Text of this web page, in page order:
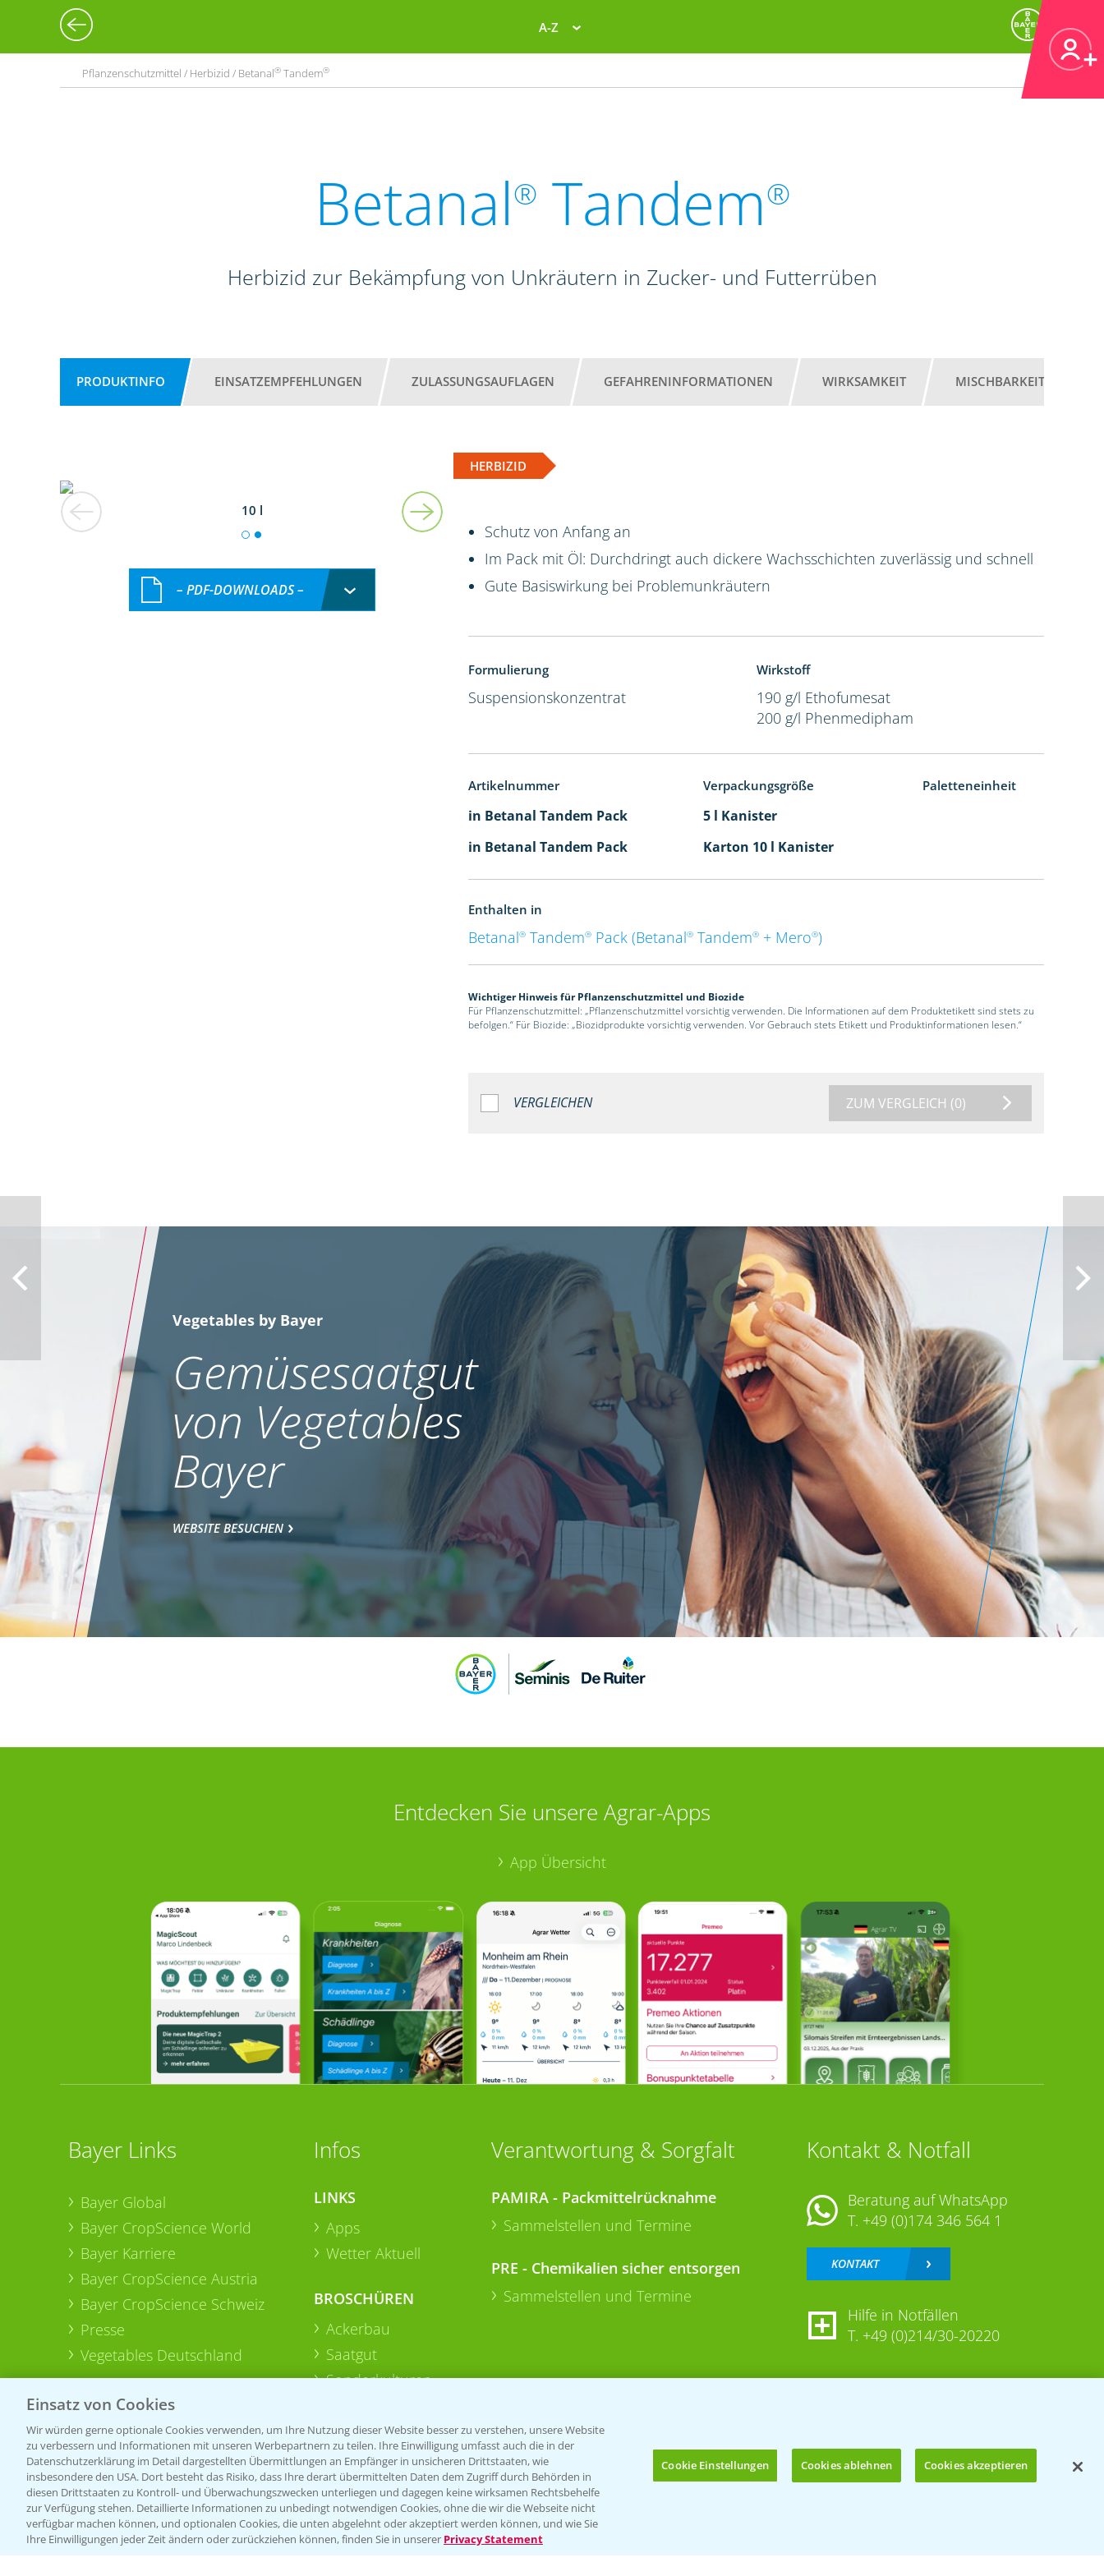
A-Z
Pflanzenschutzmittel / Herbizid / Betanal® Tandem®
Betanal® Tandem®
Herbizid zur Bekämpfung von Unkräutern in Zucker- und Futterrüben
PRODUKTINFO EINSATZEMPFEHLUNGEN ZULASSUNGSAUFLAGEN GEFAHRENINFORMATIONEN WIRKSAMKEIT MISCHBARKEIT
HERBIZID
10 l
– PDF-DOWNLOADS –
Schutz von Anfang an
Im Pack mit Öl: Durchdringt auch dickere Wachsschichten zuverlässig und schnell
Gute Basiswirkung bei Problemunkräutern
Formulierung
Suspensionskonzentrat
Wirkstoff
190 g/l Ethofumesat
200 g/l Phenmedipham
Artikelnummer Verpackungsgröße Paletteneinheit
in Betanal Tandem Pack
5 l Kanister
in Betanal Tandem Pack
Karton 10 l Kanister
Enthalten in
Betanal® Tandem® Pack (Betanal® Tandem® + Mero®)
Wichtiger Hinweis für Pflanzenschutzmittel und Biozide
Für Pflanzenschutzmittel: „Pflanzenschutzmittel vorsichtig verwenden. Die Informationen auf dem Produktetikett sind stets zu
befolgen.“ Für Biozide: „Biozidprodukte vorsichtig verwenden. Vor Gebrauch stets Etikett und Produktinformationen lesen.“
VERGLEICHEN ZUM VERGLEICH (0)
Bis zu 4 Produkte vergleichen:
Vegetables by Bayer
Gemüsesaatgut
von Vegetables
Bayer
WEBSITE BESUCHEN
Entdecken Sie unsere Agrar-Apps
App Übersicht
Bayer Links
Bayer Global
Bayer CropScience World
Bayer Karriere
Bayer CropScience Austria
Bayer CropScience Schweiz
Presse
Vegetables Deutschland
Infos
LINKS
Apps
Wetter Aktuell
BROSCHÜREN
Ackerbau
Saatgut
Sonderkulturen
Verantwortung & Sorgfalt
PAMIRA - Packmittelrücknahme
Sammelstellen und Termine
PRE - Chemikalien sicher entsorgen
Sammelstellen und Termine
Kontakt & Notfall
Beratung auf WhatsApp
T. +49 (0)174 346 564 1
KONTAKT
Hilfe in Notfällen
T. +49 (0)214/30-20220
Folgen Sie uns
Einsatz von Cookies
Wir würden gerne optionale Cookies verwenden, um Ihre Nutzung dieser Website besser zu verstehen, unsere Website
zu verbessern und Informationen mit unseren Werbepartnern zu teilen. Ihre Einwilligung umfasst auch die in der
Datenschutzerklärung im Detail dargestellten Übermittlungen an Empfänger in unsicheren Drittstaaten, wie
insbesondere den USA. Dort besteht das Risiko, dass Ihre derart übermittelten Daten dem Zugriff durch Behörden in
diesen Drittstaaten zu Kontroll- und Überwachungszwecken unterliegen und dagegen keine wirksamen Rechtsbehelfe
zur Verfügung stehen. Detaillierte Informationen zu unbedingt notwendigen Cookies, ohne die wir die Webseite nicht
verfügbar machen können, und optionalen Cookies, die unten abgelehnt oder akzeptiert werden können, und wie Sie
Ihre Einwilligungen jeder Zeit ändern oder zurückziehen können, finden Sie in unserer Privacy Statement
Cookie Einstellungen Cookies ablehnen Cookies akzeptieren